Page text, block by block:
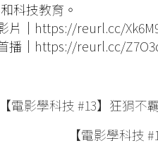
科技教育。
片｜ https://reurl.cc/
播｜ https://reurl.cc/
【電影學科技 #13】狂狷
【電影學科技